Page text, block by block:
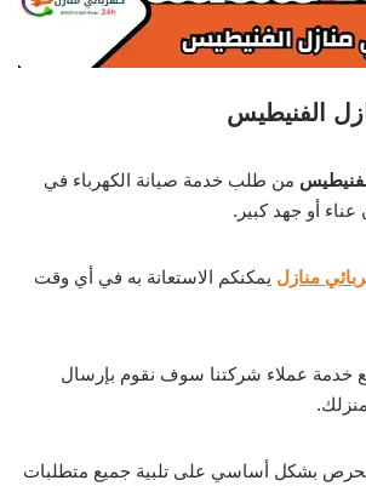
الفنيطيس
من طلب خدمة صيانة الكهرباء في
أو جهد كبير.
منازل يمكنكم الاستعانة به في أي وقت
خدمة عملاء شركتنا سوف نقوم بإرسال
نحرص بشكل أساسي على تلبية جميع متطلبات